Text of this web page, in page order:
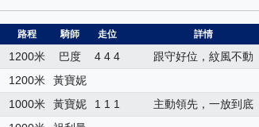
路程 騎師 走位 詳情
1200米 巴度 4 4 4
跟守好位，紋風不動
1200米
黃寶妮
1000米 黃寶妮 1 1 1
主動領先，一放到底